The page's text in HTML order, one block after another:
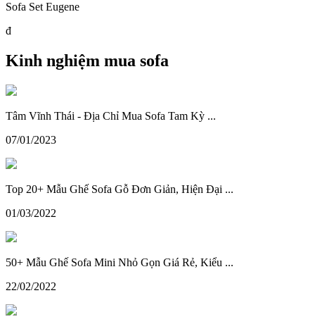
Sofa Set Eugene
đ
Kinh nghiệm mua sofa
Tâm Vĩnh Thái - Địa Chỉ Mua Sofa Tam Kỳ ...
07/01/2023
Top 20+ Mẫu Ghế Sofa Gỗ Đơn Giản, Hiện Đại ...
01/03/2022
50+ Mẫu Ghế Sofa Mini Nhỏ Gọn Giá Rẻ, Kiểu ...
22/02/2022